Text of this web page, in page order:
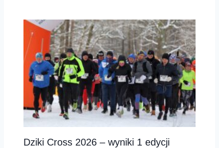
Dziki Cross 2026 – wyniki 1 edycji